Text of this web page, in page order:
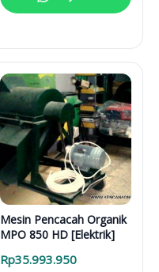
Mesin Pencacah Organik
MPO 850 HD [Elektrik]
Rp35.993.950